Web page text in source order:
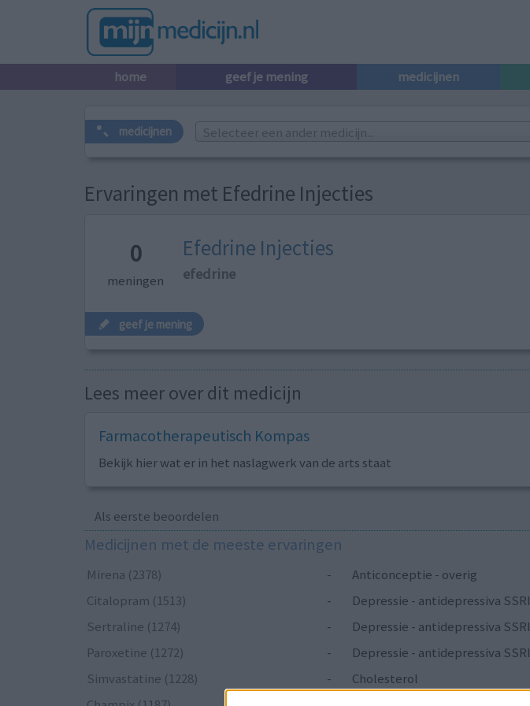
home geef je mening medicijnen
medicijnen Selecteer een ander medicijn...
Ervaringen met Efedrine Injecties
0
meningen
Efedrine Injecties
efedrine
geef je mening
Lees meer over dit medicijn
Farmacotherapeutisch Kompas
Bekijk hier wat er in het naslagwerk van de arts staat
Als eerste beoordelen
Medicijnen met de meeste ervaringen
Mirena (2378) -
Anticonceptie - overig
Citalopram (1513)
-
Depressie - antidepressiva SSRI
Sertraline (1274)
-
Depressie - antidepressiva SSRI
Paroxetine (1272)
-
Depressie - antidepressiva SSRI
Simvastatine (1228)
-
Cholesterol